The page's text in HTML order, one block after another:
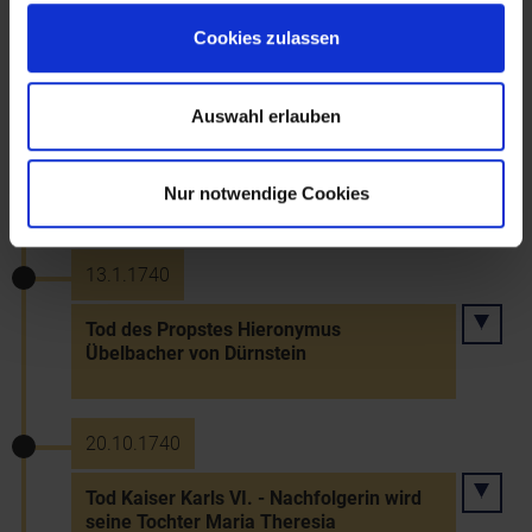
Cookies zulassen
Auswahl erlauben
Nur notwendige Cookies
Vertragliche Regelung des Betriebs in der
Glashütte in Alt-Nagelberg
13.1.1740
Tod des Propstes Hieronymus
Übelbacher von Dürnstein
20.10.1740
Tod Kaiser Karls VI. - Nachfolgerin wird
seine Tochter Maria Theresia